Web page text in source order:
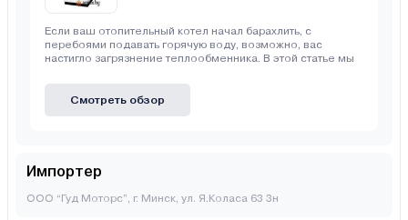
Если ваш отопительный котел начал барахлить, с
перебоями подавать горячую воду, возможно, вас
настигло загрязнение теплообменника. В этой статье мы
Смотреть обзор
Импортер
ООО “Гуд Моторс”, г. Минск, ул. Я.Коласа 63 3н